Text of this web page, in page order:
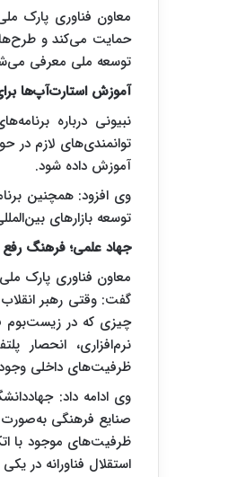
معاون فناوری پارک
حمایت می‌کند و
توسعه ملی معرفی
آموزش استارت‌آپ‌ها
نبیونی درباره
توانمندی‌های لازم در
آموزش داده شود.
وی افزود: همچنین
توسعه بازارهای
جهاد علمی؛ فرهنگ
معاون فناوری پارک
گفت: وقتی رهبر
چیزی که در زیست‌بوم
نرم‌افزاری، انحصار
ظرفیت‌های داخلی وجود
وی ادامه داد:
صنایع فرهنگی به‌صورت
ظرفیت‌های موجود با
استقلال فناورانه در